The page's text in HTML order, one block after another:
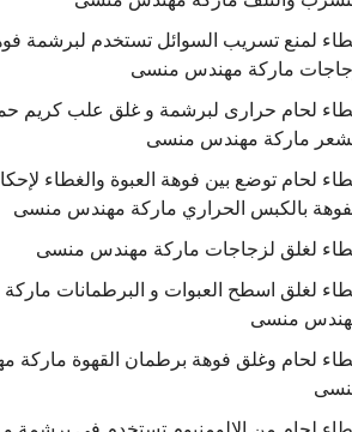
لمنع تسريب السوائل تستخدم لبرشمة
ماركة مهندس منسى
لحام حرارى لبرشمة و غلق علب كريم
ماركة مهندس منسى
لحام توضع بين فوهة العبوة والغطاء
بالكبس الحراري ماركة مهندس منسى
لغلق لزجاجات ماركة مهندس منسى
لغلق اسطح العبوات و البرطمانات ماركة
منسى
لحام وغلق فوهة برطمان القهوة ماركة